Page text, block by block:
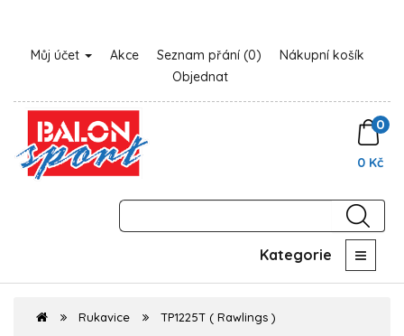
Můj účet Akce Seznam přání (0)
Nákupní košík
Objednat
0
0 Kč
Kategorie
Rukavice TP1225T ( Rawlings )